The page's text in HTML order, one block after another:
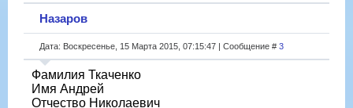
Назаров
Дата: Воскресенье, 15 Марта 2015, 07:15:47 | Сообщение # 3
Фамилия Ткаченко
Имя Андрей
Отчество Николаевич